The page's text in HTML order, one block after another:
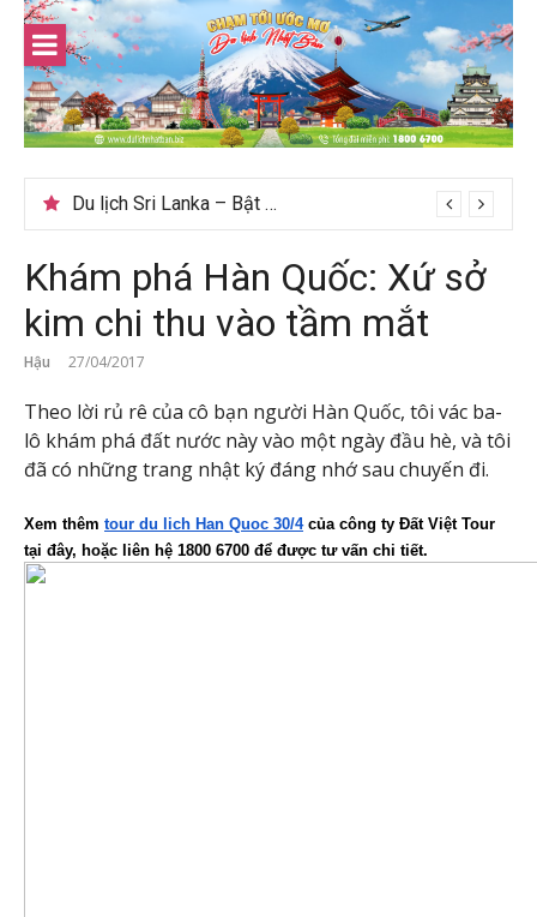
Skip
content
Du lịch Sri Lanka – Bật mí nên đi mùa nào đẹp
Khám phá Hàn Quốc: Xứ sở
kim chi thu vào tầm mắt
Hậu 27/04/2017
Theo lời rủ rê của cô bạn người Hàn Quốc, tôi vác ba-
lô khám phá đất nước này vào một ngày đầu hè, và tôi
đã có những trang nhật ký đáng nhớ sau chuyến đi.
Xem thêm tour du lich Han Quoc 30/4 của công ty Đất Việt Tour
tại đây, hoặc liên hệ 1800 6700 để được tư vấn chi tiết.